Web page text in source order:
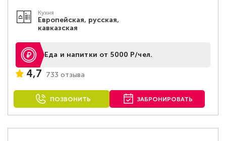
Кухня
Европейская, русская,
кавказская
Еда и напитки от 5000 Р/чел.
4,7 733 отзыва
ПОЗВОНИТЬ ЗАБРОНИРОВАТЬ